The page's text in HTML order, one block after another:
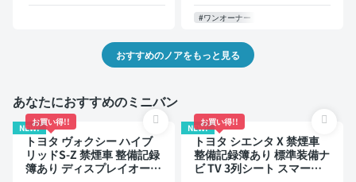
#ワンオーナー
おすすめのノアをもっと見る
あなたにおすすめのミニバン
NEW!
お買い得!!
トヨタ ヴォクシー ハイブ
リッドS-Z 禁煙車 整備記録
簿あり ディスプレイオーデ
NEW!
お買い得!!
トヨタ シエンタ X 禁煙車
整備記録簿あり 標準装備ナ
ビ TV 3列シート スマート